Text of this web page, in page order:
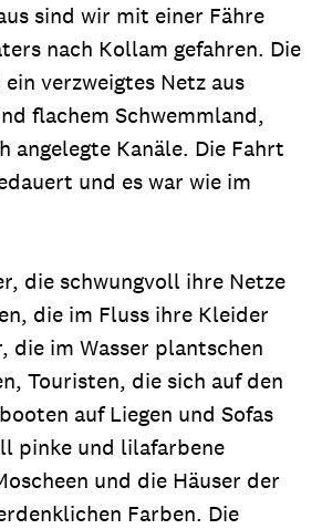
sind wir mit einer Fähre
nach Kollam gefahren. Die
verzweigtes Netz aus
flachem Schwemmland,
angelegte Kanäle. Die Fahrt
und es war wie im
die schwungvoll ihre Netze
die im Fluss ihre Kleider
die im Wasser plantschen
Touristen, die sich auf den
auf Liegen und Sofas
pinke und lilafarbene
und die Häuser der
Farben. Die